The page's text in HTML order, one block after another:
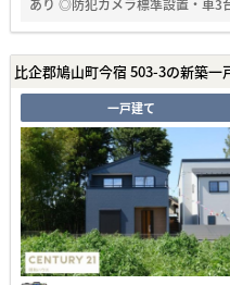
比企郡鳩山町今宿 503-3の新築一
一戸建て